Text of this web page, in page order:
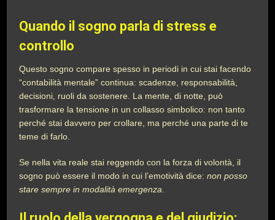
Quando il sogno parla di stress e
controllo
Questo sogno compare spesso in periodi in cui stai facendo
“contabilità mentale” continua: scadenze, responsabilità,
decisioni, ruoli da sostenere. La mente, di notte, può
trasformare la tensione in un collasso simbolico: non tanto
perché stai davvero per crollare, ma perché una parte di te
teme di farlo.
Se nella vita reale stai reggendo con la forza di volontà, il
sogno può essere il modo in cui l’emotività dice:non posso
stare sempre in modalità emergenza